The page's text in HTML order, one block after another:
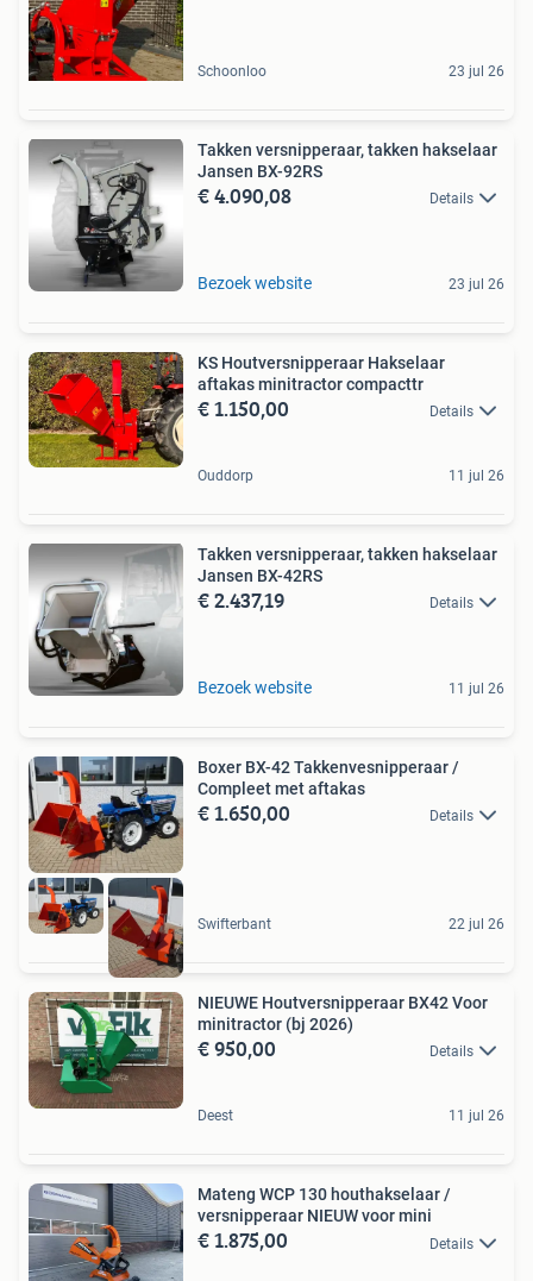
Schoonloo 23 jul 26
Takken versnipperaar, takken hakselaar
Jansen BX-92RS
€ 4.090,08 Details
Bezoek website 23 jul 26
KS Houtversnipperaar Hakselaar
aftakas minitractor compacttr
€ 1.150,00 Details
Ouddorp 11 jul 26
Takken versnipperaar, takken hakselaar
Jansen BX-42RS
€ 2.437,19 Details
Bezoek website 11 jul 26
Boxer BX-42 Takkenvesnipperaar /
Compleet met aftakas
€ 1.650,00 Details
Swifterbant 22 jul 26
NIEUWE Houtversnipperaar BX42 Voor
minitractor (bj 2026)
€ 950,00 Details
Deest 11 jul 26
Mateng WCP 130 houthakselaar /
versnipperaar NIEUW voor mini
€ 1.875,00 Details